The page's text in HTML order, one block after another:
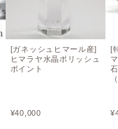
[ガネッシュヒマール産]
ヒマラヤ水晶ポリッシュ
ポイント
¥40,000
[
¥